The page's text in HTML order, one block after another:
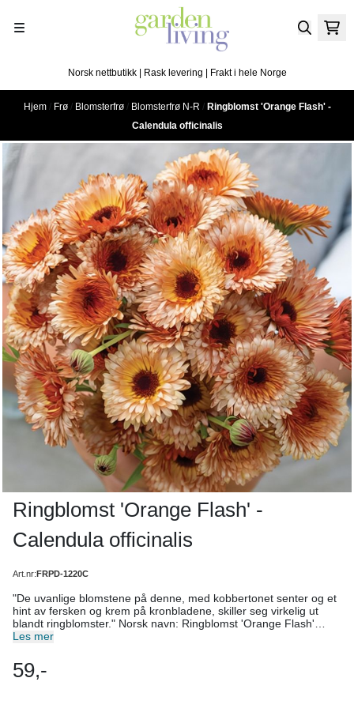
Norsk nettbutikk | Rask levering | Frakt i hele Norge
Hjem / Frø / Blomsterfrø / Blomsterfrø N-R / Ringblomst 'Orange Flash' -
Calendula officinalis
Ringblomst 'Orange Flash' -
Calendula officinalis
Art.nr:FRPD-1220C
"De uvanlige blomstene på denne, med kobbertonet senter og et
hint av fersken og krem på kronbladene, skiller seg virkelig ut
blandt ringblomster." Norsk navn: Ringblomst 'Orange Flash'
Botanisk navn: Calendula officinalis Antall frø: 100 Høyde: 45-60
Lysforhold: Sol Jordforhold: Ikke kravstor, men best i næringsrik,
jevnt fuktig jord. Levetid: Ettårig Såtid: Direkte på vokseplassen i
Les mer
59,-